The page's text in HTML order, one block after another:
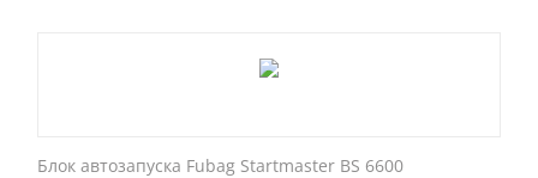
Блок автозапуска Fubag Startmaster BS 6600